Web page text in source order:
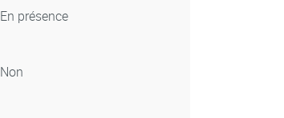
En présence
Non